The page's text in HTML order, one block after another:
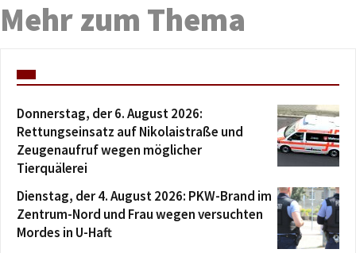
Mehr zum Thema
Donnerstag, der 6. August 2026:
Rettungseinsatz auf Nikolaistraße und
Zeugenaufruf wegen möglicher
Tierquälerei
Dienstag, der 4. August 2026: PKW-Brand im
Zentrum-Nord und Frau wegen versuchten
Mordes in U-Haft